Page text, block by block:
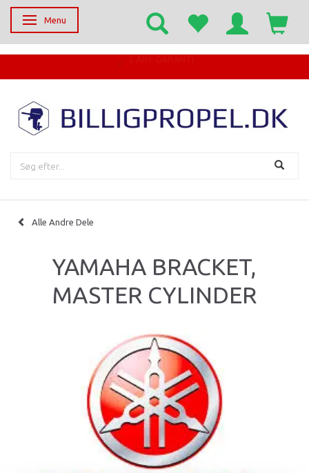
Skifte navigation
Menu
Alle Andre Dele
YAMAHA BRACKET,
MASTER CYLINDER